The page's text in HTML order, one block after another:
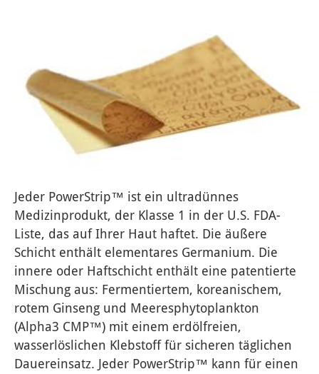
Jeder PowerStrip™ ist ein ultradünnes
Medizinprodukt, der Klasse 1 in der U.S. FDA-
Liste, das auf Ihrer Haut haftet. Die äußere
Schicht enthält elementares Germanium. Die
innere oder Haftschicht enthält eine patentierte
Mischung aus: Fermentiertem, koreanischem,
rotem Ginseng und Meeresphytoplankton
(Alpha3 CMP™) mit einem erdölfreien,
wasserlöslichen Klebstoff für sicheren täglichen
Dauereinsatz. Jeder PowerStrip™ kann für einen